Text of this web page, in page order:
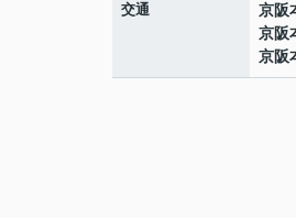
交通 京阪
京阪
京阪